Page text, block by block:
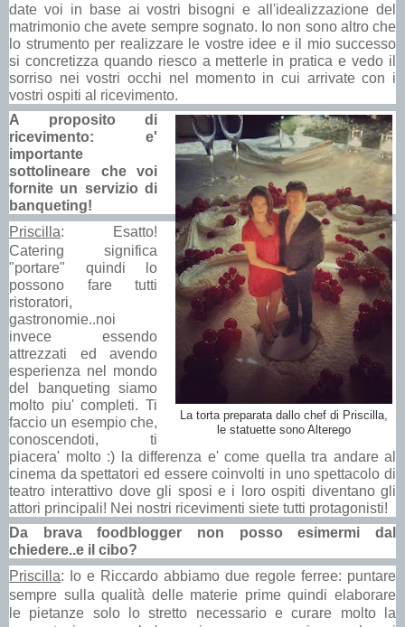
date voi in base ai vostri bisogni e all'idealizzazione del
matrimonio che avete sempre sognato. Io non sono altro che
lo strumento per realizzare le vostre idee e il mio successo
si concretizza quando riesco a metterle in pratica e vedo il
sorriso nei vostri occhi nel momento in cui arrivate con i
vostri ospiti al ricevimento.
La torta preparata dallo chef di Priscilla,
le statuette sono Alterego
A proposito di
ricevimento: e'
importante
sottolineare che voi
fornite un servizio di
banqueting!
Priscilla: Esatto!
Catering significa
"portare" quindi lo
possono fare tutti
ristoratori,
gastronomie..noi
invece essendo
attrezzati ed avendo
esperienza nel mondo
del banqueting siamo
molto piu' completi. Ti
faccio un esempio che,
conoscendoti, ti
piacera' molto :) la differenza e' come quella tra andare al
cinema da spettatori ed essere coinvolti in uno spettacolo di
teatro interattivo dove gli sposi e i loro ospiti diventano gli
attori principali! Nei nostri ricevimenti siete tutti protagonisti!
Da brava foodblogger non posso esimermi dal
chiedere..e il cibo?
Priscilla: Io e Riccardo abbiamo due regole ferree: puntare
sempre sullaqualità delle materie prime quindi elaborare
le pietanze solo lo stretto necessario e curare molto la